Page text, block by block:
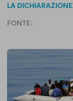
LA DICHIARAZIONE
FONTE: